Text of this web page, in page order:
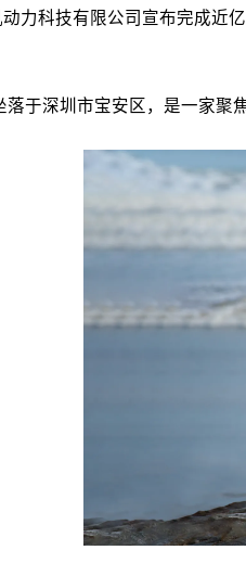
力科技有限公司宣布完成近
于深圳市宝安区，是一家